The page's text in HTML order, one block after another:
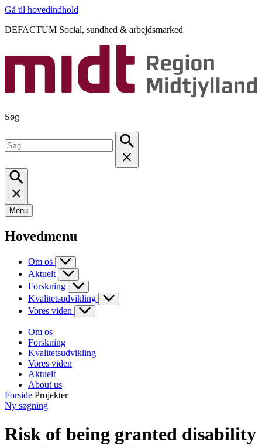
Gå til hovedindhold
DEFACTUM Social, sundhed & arbejdsmarked
Søg
Menu
Hovedmenu
Om os
Aktuelt
Forskning
Kvalitetsudvikling
Vores viden
Om os
Forskning
Kvalitetsudvikling
Vores viden
Aktuelt
About us
Forside Projekter
Ny søgning
Risk of being granted disability